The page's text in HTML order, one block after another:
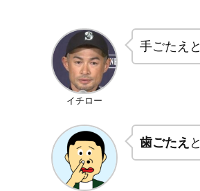
イチロー
手ごたえ
歯ごたえ